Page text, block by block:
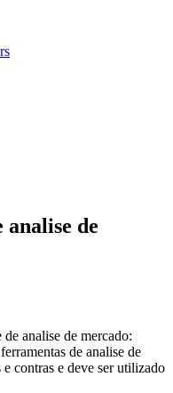
de
analise de mercado:
de analise de
contras e deve ser utilizado